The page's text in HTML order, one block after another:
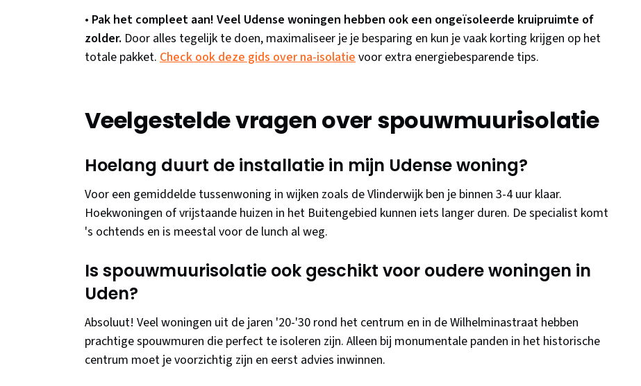
• Pak het compleet aan! Veel Udense woningen hebben ook een ongeïsoleerde kruipruimte of
zolder. Door alles tegelijk te doen, maximaliseer je je besparing en kun je vaak korting krijgen op het
totale pakket. Check ook deze gids over na-isolatievoor extra energiebesparende tips.
Veelgestelde vragen over spouwmuurisolatie
Hoelang duurt de installatie in mijn Udense woning?
Voor een gemiddelde tussenwoning in wijken zoals de Vlinderwijk ben je binnen 3-4 uur klaar.
Hoekwoningen of vrijstaande huizen in het Buitengebied kunnen iets langer duren. De specialist komt
's ochtends en is meestal voor de lunch al weg.
Is spouwmuurisolatie ook geschikt voor oudere woningen in
Uden?
Absoluut! Veel woningen uit de jaren '20-'30 rond het centrum en in de Wilhelminastraat hebben
prachtige spouwmuren die perfect te isoleren zijn. Alleen bij monumentale panden in het historische
centrum moet je voorzichtig zijn en eerst advies inwinnen.